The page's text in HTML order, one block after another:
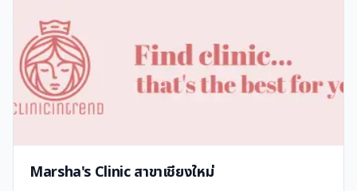
Marsha's Clinic สาขาเชียงใหม่